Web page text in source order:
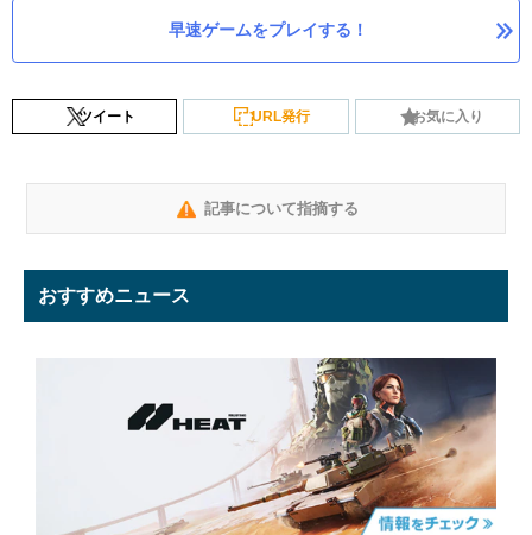
早速ゲームをプレイする！
ツイート URL発行 お気に入り
記事について指摘する
おすすめニュース